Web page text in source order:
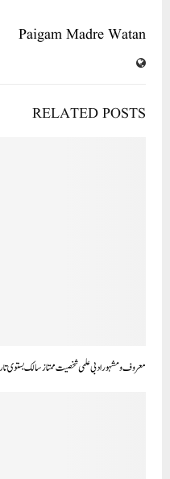
Paigam Madre Watan
RELATED POSTS
معروف ومشہور ادبی علمی شخصیت ممتاز سالک بستوی